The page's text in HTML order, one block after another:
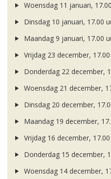
Woensdag 11 januari,
Dinsdag 10 januari, 17.00
Maandag 9 januari, 17.00
Vrijdag 23 december,
Donderdag 22 december,
Woensdag 21 december,
Dinsdag 20 december,
Maandag 19 december,
Vrijdag 16 december,
Donderdag 15 december,
Woensdag 14 december,